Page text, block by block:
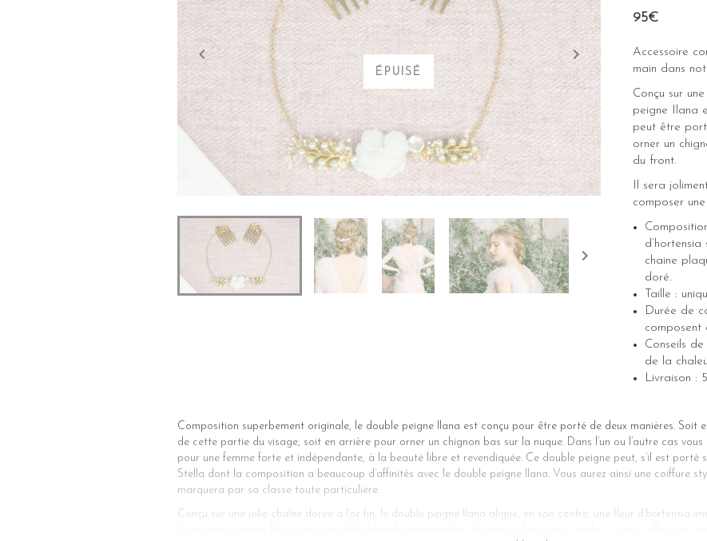
ÉPUISÉ
95€
Accessoire
main dans
Conçu sur
peigne Ilana
peut être
orner un
du front.
Il sera
composer
chaine
doré.
Taille :
Durée de
composent
Conseils
de la
Livraison :
Composition superbement originale, le double peigne Ilana est conçu pour être porté de deux manières. Soit
de cette partie du visage, soit en arrière pour orner un chignon bas sur la nuque. Dans l’un ou l’autre cas
pour une femme forte et indépendante, à la beauté libre et revendiquée. Ce double peigne peut, s’il est porté
Stella dont la composition a beaucoup d’affinités avec le double peigne Ilana. Vous aurez ainsi une coiffure
marquera par sa classe toute particulière.
Conçu sur une jolie chaîne dorée à l’or fin, le double peigne Ilana aligne, en son centre, une fleur d’hortensia